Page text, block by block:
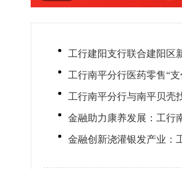
工行建阳支行联合建阳区
工行南平分行医药零售“
工行南平分行与南平贝壳
金融助力康养发展：工行
金融创新浇灌银发产业：